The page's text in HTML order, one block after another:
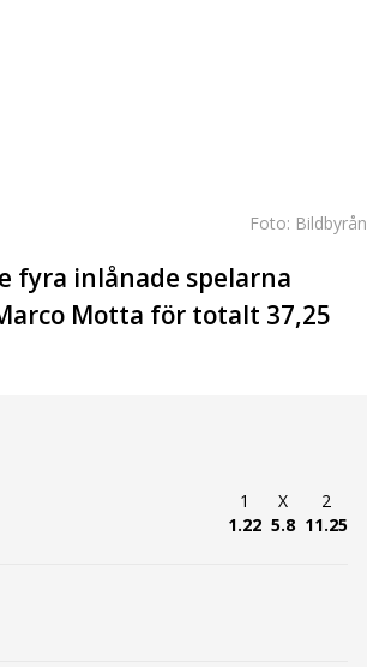
Foto: Bildbyrån
fyra inlånade spelarna
Motta för totalt 37,25
1
1.22
X
5.8
2
11.25